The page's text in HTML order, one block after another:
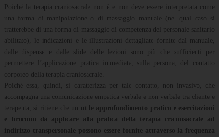
Poiché la terapia craniosacrale non è e non deve essere interpretata come
una forma di manipolazione o di massaggio manuale (nel qual caso si
tratterebbe di una forma di massaggio di competenza del personale sanitario
abilitato), le indicazioni e le illustrazioni dettagliate fornite dal manuale,
dalle dispense e dalle slide delle lezioni sono più che sufficienti per
permettere l’applicazione pratica immediata, sulla persona, del contatto
corporeo della terapia craniosacrale.
Poiché essa, quindi, si caratterizza per tale contatto, non invasivo, che
accompagna una comunicazione empatica verbale e non verbale tra cliente e
terapeuta, si ritiene che un utile approfondimento pratico e esercitazioni
e tirocinio da applicare alla pratica della terapia craniosacrale ad
indirizzo transpersonale possono essere fornite attraverso la frequenza